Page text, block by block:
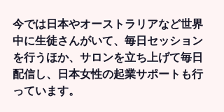
今では日本やオーストラリアなど世界
中に生徒さんがいて、毎日セッション
を行うほか、サロンを立ち上げて毎日
配信し、日本女性の起業サポートも行
っています。